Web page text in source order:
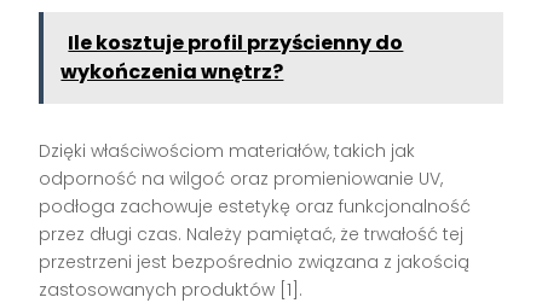
Ile kosztuje profil przyścienny do
wykończenia wnętrz?
Dzięki właściwościom materiałów, takich jak
odporność na wilgoć oraz promieniowanie UV,
podłoga zachowuje estetykę oraz funkcjonalność
przez długi czas. Należy pamiętać, że trwałość tej
przestrzeni jest bezpośrednio związana z jakością
zastosowanych produktów [1].